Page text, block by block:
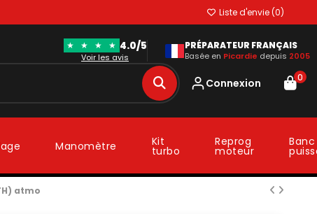
Liste d'envie (0)
★ ★ ★ ★ 4.0/5
Voir les avis
PRÉPARATEUR FRANÇAIS
Basée en Picardie depuis 2005
Connexion 0
Manomètre Kit
turbo
Reprog
moteur
atmo